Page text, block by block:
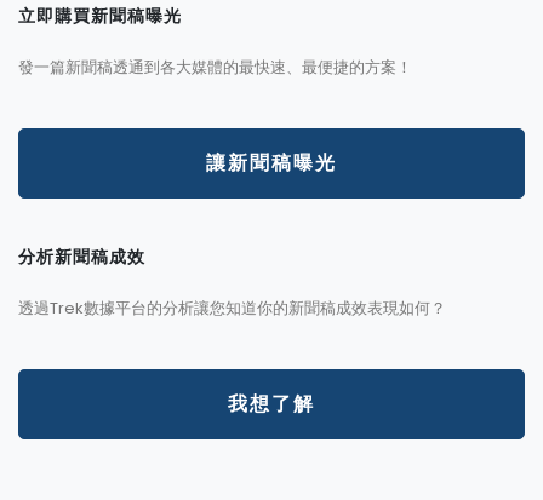
立即購買新聞稿曝光
發一篇新聞稿透通到各大媒體的最快速、最便捷的方案！
讓新聞稿曝光
分析新聞稿成效
透過Trek數據平台的分析讓您知道你的新聞稿成效表現如何？
我想了解